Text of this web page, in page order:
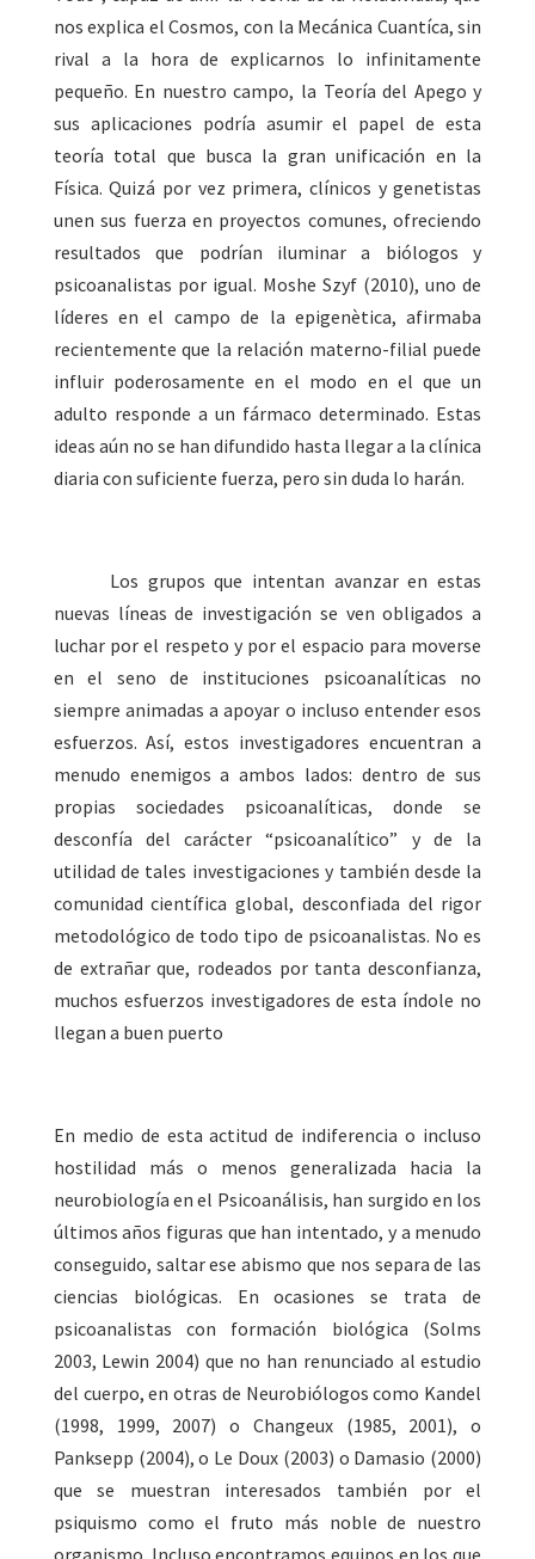
nos explica el Cosmos, con la Mecánica Cuantíca, sin
rival a la hora de explicarnos lo infinitamente
pequeño. En nuestro campo, la Teoría del Apego y
sus aplicaciones podría asumir el papel de esta
teoría total que busca la gran unificación en la
Física. Quizá por vez primera, clínicos y genetistas
unen sus fuerza en proyectos comunes, ofreciendo
resultados que podrían iluminar a biólogos y
psicoanalistas por igual. Moshe Szyf (2010), uno de
líderes en el campo de la epigenètica, afirmaba
recientemente que la relación materno-filial puede
influir poderosamente en el modo en el que un
adulto responde a un fármaco determinado. Estas
ideas aún no se han difundido hasta llegar a la clínica
diaria con suficiente fuerza, pero sin duda lo harán.
Los grupos que intentan avanzar en estas
nuevas líneas de investigación se ven obligados a
luchar por el respeto y por el espacio para moverse
en el seno de instituciones psicoanalíticas no
siempre animadas a apoyar o incluso entender esos
esfuerzos. Así, estos investigadores encuentran a
menudo enemigos a ambos lados: dentro de sus
propias sociedades psicoanalíticas, donde se
desconfía del carácter “psicoanalítico” y de la
utilidad de tales investigaciones y también desde la
comunidad científica global, desconfiada del rigor
metodológico de todo tipo de psicoanalistas. No es
de extrañar que, rodeados por tanta desconfianza,
muchos esfuerzos investigadores de esta índole no
llegan a buen puerto
En medio de esta actitud de indiferencia o incluso
hostilidad más o menos generalizada hacia la
neurobiología en el Psicoanálisis, han surgido en los
últimos años figuras que han intentado, y a menudo
conseguido, saltar ese abismo que nos separa de las
ciencias biológicas. En ocasiones se trata de
psicoanalistas con formación biológica (Solms
2003, Lewin 2004) que no han renunciado al estudio
del cuerpo, en otras de Neurobiólogos como Kandel
(1998, 1999, 2007) o Changeux (1985, 2001), o
Panksepp (2004), o Le Doux (2003) o Damasio (2000)
que se muestran interesados también por el
psiquismo como el fruto más noble de nuestro